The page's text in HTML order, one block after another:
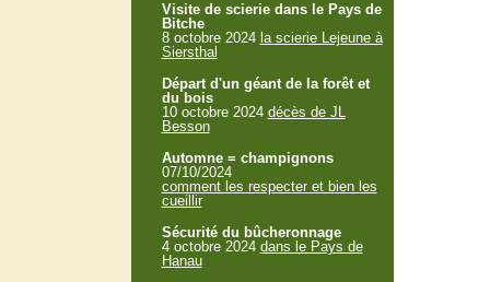
Visite de scierie dans le Pays de
Bitche
8 octobre 2024 la scierie Lejeune à
Siersthal
Départ d'un géant de la forêt et
du bois
10 octobre 2024 décès de JL
Besson
Automne = champignons
07/10/2024
comment les respecter et bien les
cueillir
Sécurité du bûcheronnage
4 octobre 2024 dans le Pays de
Hanau